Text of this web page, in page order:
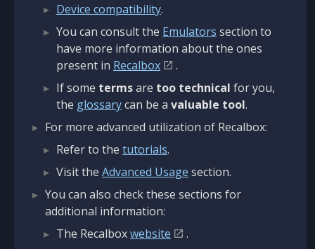
Device compatibility.
You can consult the Emulators section to
have more information about the ones
present in Recalbox
.
If some termsare too technical for you,
the glossarycan be a valuable tool.
For more advanced utilization of Recalbox:
Refer to the tutorials.
Visit the Advanced Usage section.
You can also check these sections for
additional information:
The Recalboxwebsite
.